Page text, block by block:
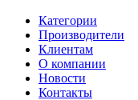
Категории
Производители
Клиентам
О компании
Новости
Контакты